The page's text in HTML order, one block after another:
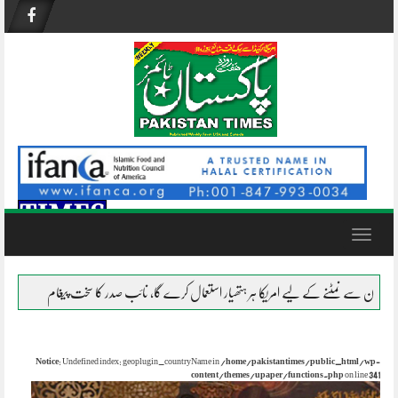
content
Toggle
کے لیے امریکا ہر ہتھیار استعمال کرے گا، نائب صدر کا سخت پیغام نظام ناکام ہو چکا
Notice: Undefined index: geoplugin_countryName in /home/pakistantimes/public_html/wp-
content/themes/upaper/functions.php on line341